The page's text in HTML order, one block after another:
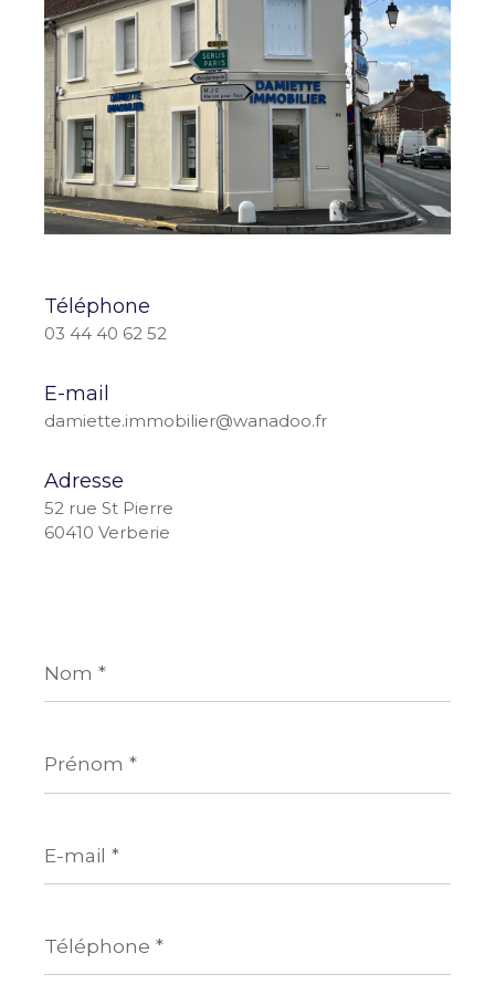
Téléphone
03 44 40 62 52
E-mail
damiette.immobilier@wanadoo.fr
Adresse
52 rue St Pierre
60410 Verberie
*
*
mail
*
*